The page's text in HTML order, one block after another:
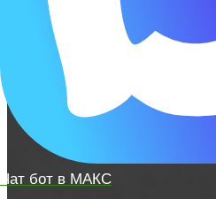
Чат бот в МАКС